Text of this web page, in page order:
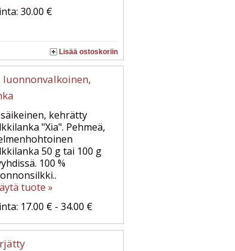
30.00 €
Lisää ostoskoriin
kehrätty
"Xia". Pehmeä,
50 g tai 100 g
100 %
tuote »
17.00 € - 34.00 €